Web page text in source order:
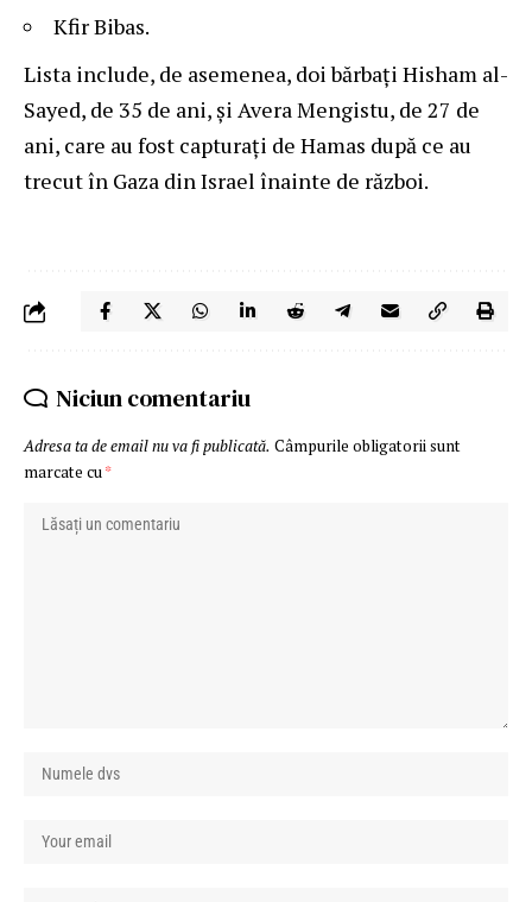
Kfir Bibas.
Lista include, de asemenea, doi bărbați Hisham al-
Sayed, de 35 de ani, și Avera Mengistu, de 27 de
ani, care au fost capturați de Hamas după ce au
trecut în Gaza din Israel înainte de război.
Niciun comentariu
Adresa ta de email nu va fi publicată. Câmpurile obligatorii sunt
marcate cu *